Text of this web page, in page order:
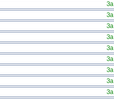
За
За
За
За
За
За
За
За
За